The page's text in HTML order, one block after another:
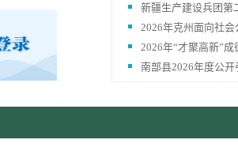
新疆生产建设兵团第二
2026年克州面向社
2026年“才聚高新”
南部县2026年度公
四川省人力资源和社会保障